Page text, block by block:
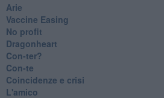
Arie
​Vaccine Easing
No profit
Dragonheart
Con-ter?
​Con-te
Coincidenze e crisi
L'amico